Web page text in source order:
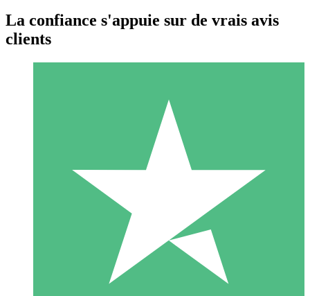
Packs de Crédits Individuels
Payez à l'utilisation avec des crédits de téléchargement. Sans
1 Téléchargement
10 00
La confiance s'appuie sur de vrais avis
clients